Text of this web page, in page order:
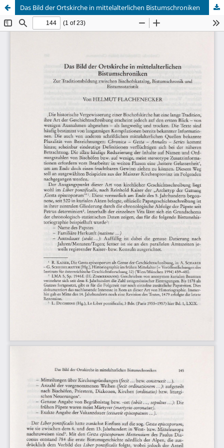
Das Bild der Ortskirche in mittelalterlichen Bistumschroniken